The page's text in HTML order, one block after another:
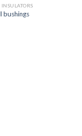
bushings